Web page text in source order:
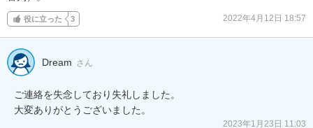
役に立った 3 2022年4月12日 18:57
Dream さん
ご連絡を失念しており失礼しました。
大変ありがとうございました。
2023年1月23日 11:03